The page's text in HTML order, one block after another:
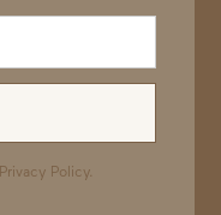
Privacy Policy.